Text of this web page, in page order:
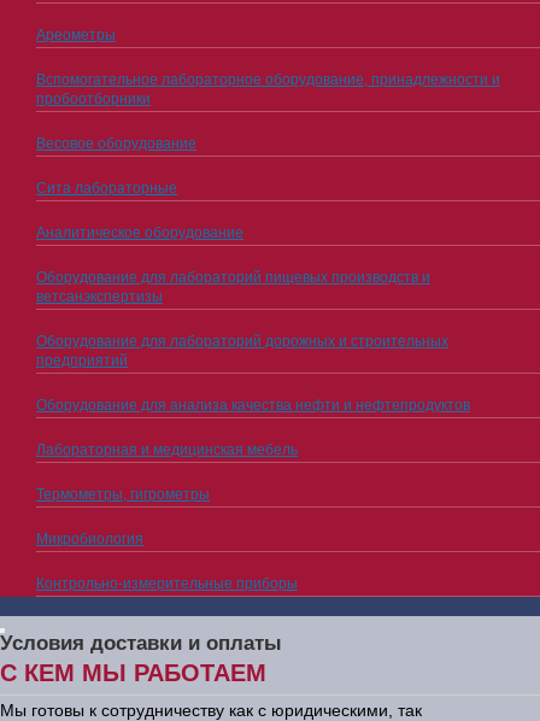
Ареометры
Вспомогательное лабораторное оборудование, принадлежности и
пробоотборники
Весовое оборудование
Сита лабораторные
Аналитическое оборудование
Оборудование для лабораторий пищевых производств и
ветсанэкспертизы
Оборудование для лабораторий дорожных и строительных
предприятий
Оборудование для анализа качества нефти и нефтепродуктов
Лабораторная и медицинская мебель
Термометры, гигрометры
Микробиология
Контрольно-измерительные приборы
Условия доставки и оплаты
С КЕМ МЫ РАБОТАЕМ
Мы готовы к сотрудничеству как с юридическими, так